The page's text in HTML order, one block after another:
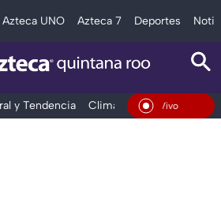
Azteca UNO Azteca 7 Deportes
y Tendencia Clima Tráfico
En Vivo